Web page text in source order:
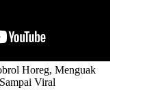
Horeg, Menguak
Viral